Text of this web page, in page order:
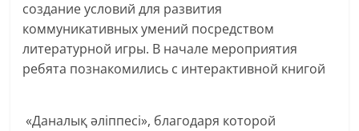
создание условий для развития
коммуникативных умений посредством
литературной игры. В начале мероприятия
ребята познакомились с интерактивной книгой
«Даналық әліппесі», благодаря которой